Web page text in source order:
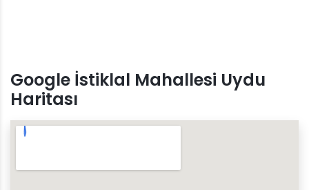
Google İstiklal Mahallesi Uydu
Haritası